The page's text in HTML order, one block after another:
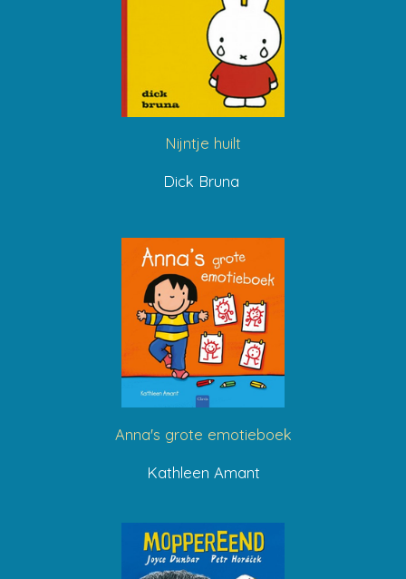
Nijntje huilt
Dick Bruna
Anna's grote emotieboek
Kathleen Amant